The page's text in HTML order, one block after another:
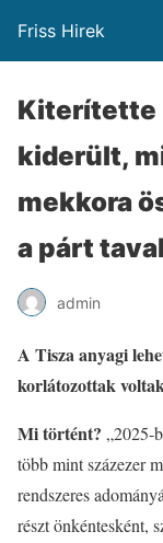
Friss Hirek
Kiterítette
kiderült,
mekkora
a párt
admin
A Tisza anyagi
korlátozottak
Mi történt? „2025-
több mint százezer
rendszeres
részt önkéntesként,